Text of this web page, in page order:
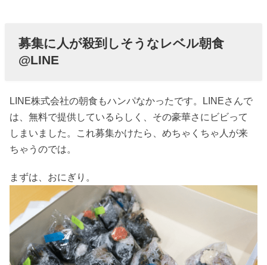
募集に人が殺到しそうなレベル朝食
@LINE
LINE株式会社の朝食もハンパなかったです。LINEさんで
は、無料で提供しているらしく、その豪華さにビビって
しまいました。これ募集かけたら、めちゃくちゃ人が来
ちゃうのでは。
まずは、おにぎり。